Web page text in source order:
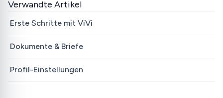
Verwandte Artikel
Erste Schritte mit ViVi
Dokumente & Briefe
Profil-Einstellungen